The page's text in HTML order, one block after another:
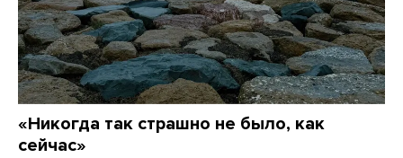
«Никогда так страшно не было, как
сейчас»